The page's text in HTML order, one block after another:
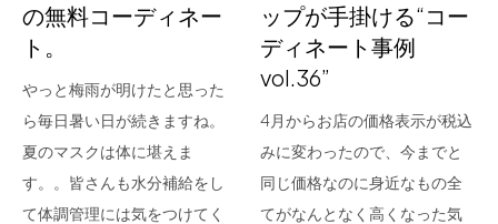
の無料コーディネー
ト。
やっと梅雨が明けたと思った
ら毎日暑い日が続きますね。
夏のマスクは体に堪えま
す。。皆さんも水分補給をし
て体調管理には気をつけてく
ップが手掛ける“コー
ディネート事例
vol.36”
4月からお店の価格表示が税込
みに変わったので、今までと
同じ価格なのに身近なもの全
てがなんとなく高くなった気